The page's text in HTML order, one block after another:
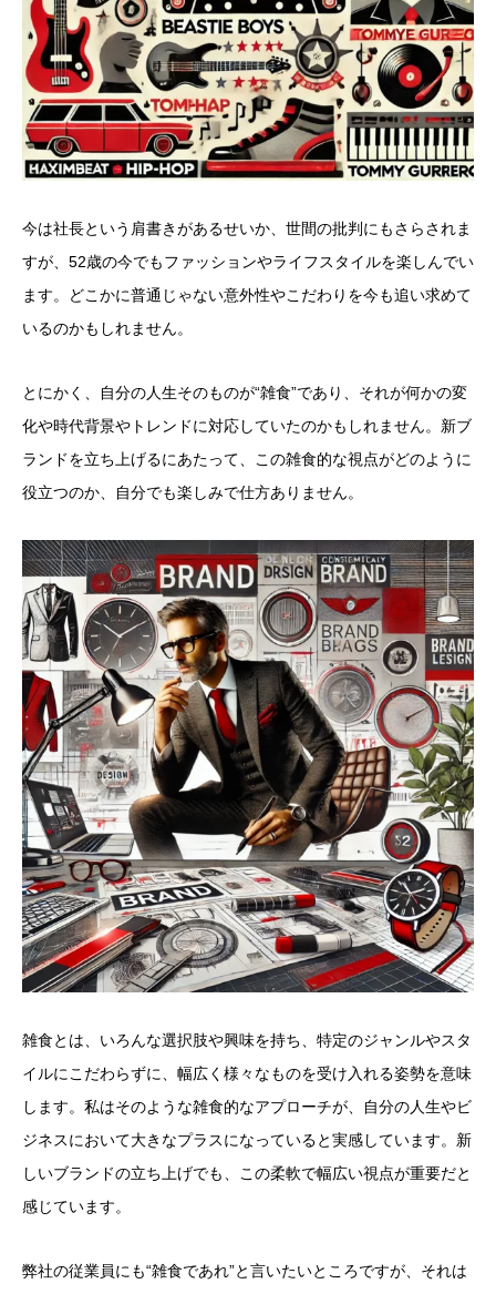
今は社長という肩書きがあるせいか、世間の批判にもさらされま
すが、52歳の今でもファッションやライフスタイルを楽しんでい
ます。どこかに普通じゃない意外性やこだわりを今も追い求めて
いるのかもしれません。
とにかく、自分の人生そのものが“雑食”であり、それが何かの変
化や時代背景やトレンドに対応していたのかもしれません。新ブ
ランドを立ち上げるにあたって、この雑食的な視点がどのように
役立つのか、自分でも楽しみで仕方ありません。
雑食とは、いろんな選択肢や興味を持ち、特定のジャンルやスタ
イルにこだわらずに、幅広く様々なものを受け入れる姿勢を意味
します。私はそのような雑食的なアプローチが、自分の人生やビ
ジネスにおいて大きなプラスになっていると実感しています。新
しいブランドの立ち上げでも、この柔軟で幅広い視点が重要だと
感じています。
弊社の従業員にも“雑食であれ”と言いたいところですが、それは